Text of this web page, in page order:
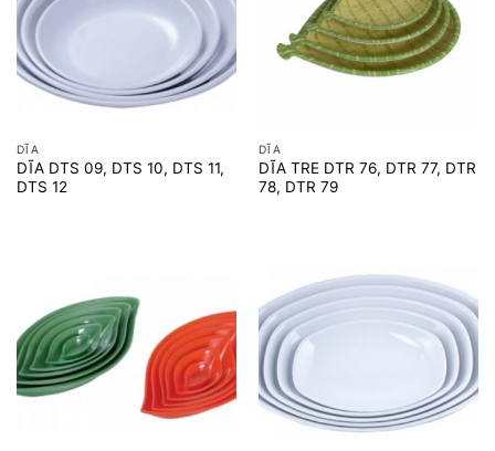
DĨA
DĨA DTS 09, DTS 10, DTS 11,
DTS 12
DĨA
DĨA TRE DTR 76, DTR 77, DTR
78, DTR 79